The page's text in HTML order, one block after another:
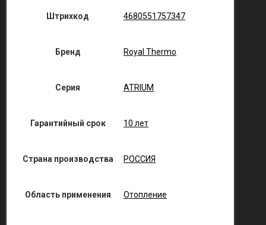
Штрихкод 4680551757347
Бренд Royal Thermo
Серия ATRIUM
Гарантийный срок 10 лет
Страна производства РОССИЯ
Область применения Отопление